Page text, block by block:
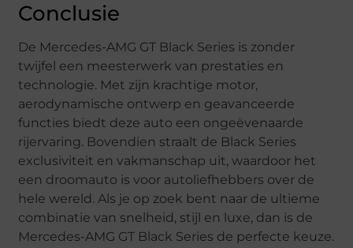
Conclusie
De Mercedes-AMG GT Black Series is zonder
twijfel een meesterwerk van prestaties en
technologie. Met zijn krachtige motor,
aerodynamische ontwerp en geavanceerde
functies biedt deze auto een ongeëvenaarde
rijervaring. Bovendien straalt de Black Series
exclusiviteit en vakmanschap uit, waardoor het
een droomauto is voor autoliefhebbers over de
hele wereld. Als je op zoek bent naar de ultieme
combinatie van snelheid, stijl en luxe, dan is de
Mercedes-AMG GT Black Series de perfecte keuze.